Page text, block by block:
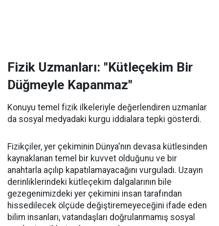
Fizik Uzmanları: "Kütleçekim Bir
Düğmeyle Kapanmaz"
Konuyu temel fizik ilkeleriyle değerlendiren uzmanlar
da sosyal medyadaki kurgu iddialara tepki gösterdi.
Fizikçiler, yer çekiminin Dünya'nın devasa kütlesinden
kaynaklanan temel bir kuvvet olduğunu ve bir
anahtarla açılıp kapatılamayacağını vurguladı. Uzayın
derinliklerindeki kütleçekim dalgalarının bile
gezegenimizdeki yer çekimini insan tarafından
hissedilecek ölçüde değiştiremeyeceğini ifade eden
bilim insanları, vatandaşları doğrulanmamış sosyal